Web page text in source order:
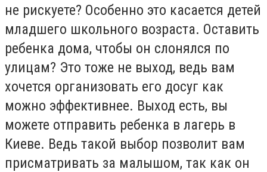
не рискуете? Особенно это касается детей
младшего школьного возраста. Оставить
ребенка дома, чтобы он слонялся по
улицам? Это тоже не выход, ведь вам
хочется организовать его досуг как
можно эффективнее. Выход есть, вы
можете отправить ребенка в лагерь в
Киеве. Ведь такой выбор позволит вам
присматривать за малышом, так как он